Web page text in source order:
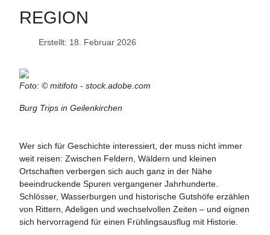
REGION
Erstellt: 18. Februar 2026
Foto: © mitifoto - stock.adobe.com
Burg Trips in Geilenkirchen
Wer sich für Geschichte interessiert, der muss nicht immer
weit reisen: Zwischen Feldern, Wäldern und kleinen
Ortschaften verbergen sich auch ganz in der Nähe
beeindruckende Spuren vergangener Jahrhunderte.
Schlösser, Wasserburgen und historische Gutshöfe erzählen
von Rittern, Adeligen und wechselvollen Zeiten – und eignen
sich hervorragend für einen Frühlingsausflug mit Historie.